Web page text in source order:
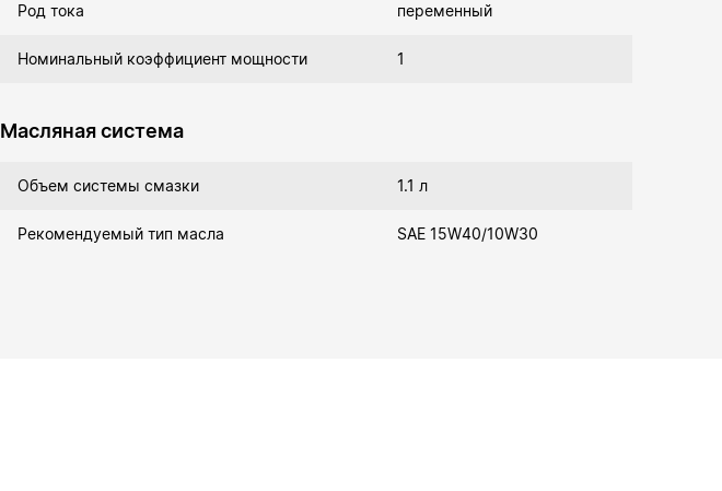
Род тока переменный
Номинальный коэффициент мощности 1
Масляная система
Объем системы смазки 1.1 л
Рекомендуемый тип масла SAE 15W40/10W30